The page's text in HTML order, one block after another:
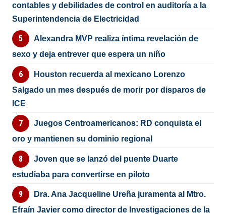
contables y debilidades de control en auditoría a la
Superintendencia de Electricidad
Alexandra MVP realiza íntima revelación de
sexo y deja entrever que espera un niño
Houston recuerda al mexicano Lorenzo
Salgado un mes después de morir por disparos de
ICE
Juegos Centroamericanos: RD conquista el
oro y mantienen su dominio regional
Joven que se lanzó del puente Duarte
estudiaba para convertirse en piloto
Dra. Ana Jacqueline Ureña juramenta al Mtro.
Efraín Javier como director de Investigaciones de la